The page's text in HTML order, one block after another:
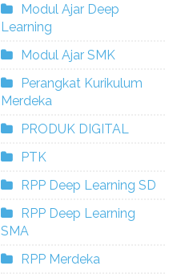
Modul Ajar Deep
Learning
Modul Ajar SMK
Perangkat Kurikulum
Merdeka
PRODUK DIGITAL
PTK
RPP Deep Learning SD
RPP Deep Learning
SMA
RPP Merdeka